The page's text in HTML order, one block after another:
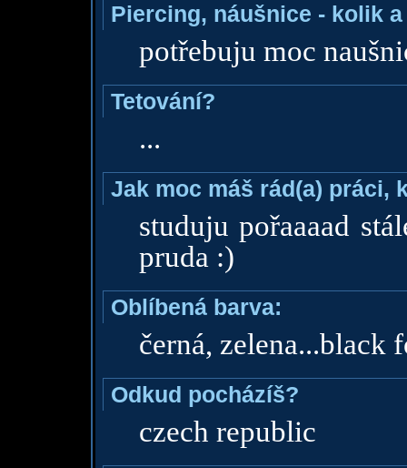
Piercing, náušnice - kolik
potřebuju moc
Tetování?
...
Jak moc máš rád(a) práci,
studuju pořaaaad
pruda :)
Oblíbená barva:
černá, zelena...black
Odkud pocházíš?
czech republic